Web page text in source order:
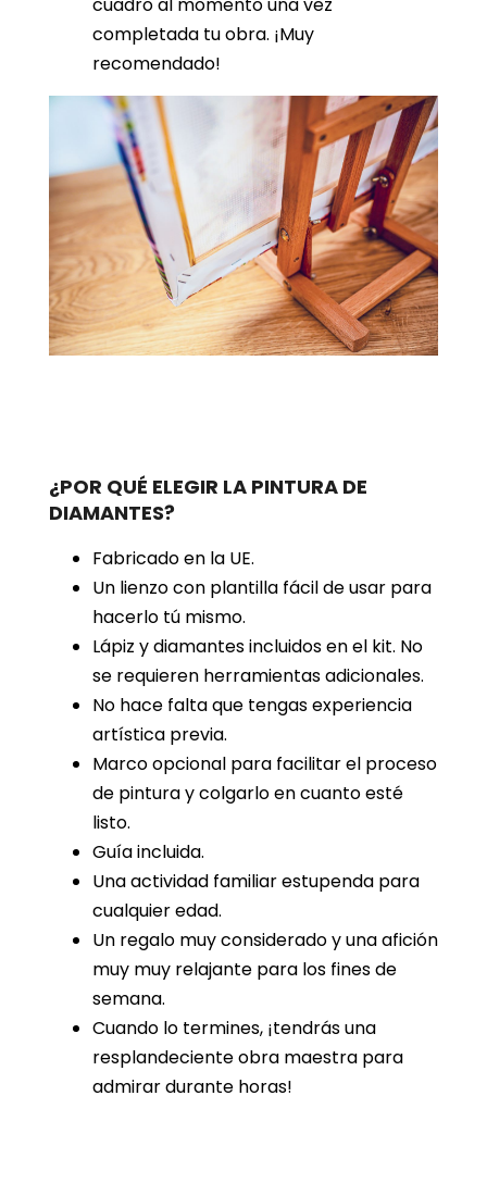
cuadro al momento una vez
completada tu obra. ¡Muy
recomendado!
¿POR QUÉ ELEGIR LA PINTURA DE
DIAMANTES?
Fabricado en la UE.
Un lienzo con plantilla fácil de usar para
hacerlo tú mismo.
Lápiz y diamantes incluidos en el kit. No
se requieren herramientas adicionales.
No hace falta que tengas experiencia
artística previa.
Marco opcional para facilitar el proceso
de pintura y colgarlo en cuanto esté
listo.
Guía incluida.
Una actividad familiar estupenda para
cualquier edad.
Un regalo muy considerado y una afición
muy muy relajante para los fines de
semana.
Cuando lo termines, ¡tendrás una
resplandeciente obra maestra para
admirar durante horas!